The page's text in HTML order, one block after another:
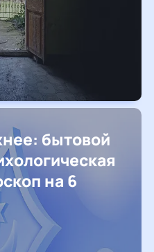
бытовой
на 6